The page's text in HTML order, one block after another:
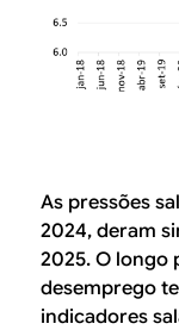
As pressões
2024, deram
2025. O longo
desemprego
indicadores